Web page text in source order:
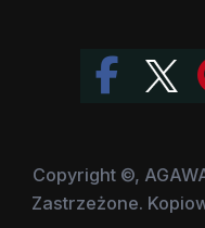
Copyright ©,
Zastrzeżone.